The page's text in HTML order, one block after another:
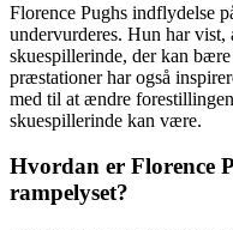
Florence Pughs indflydelse
undervurderes. Hun har
skuespillerinde, der kan
præstationer har også
med til at ændre
skuespillerinde kan være.
Hvordan er Florence
rampelyset?